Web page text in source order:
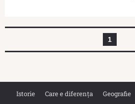
1
Istorie Care e diferența Geografie